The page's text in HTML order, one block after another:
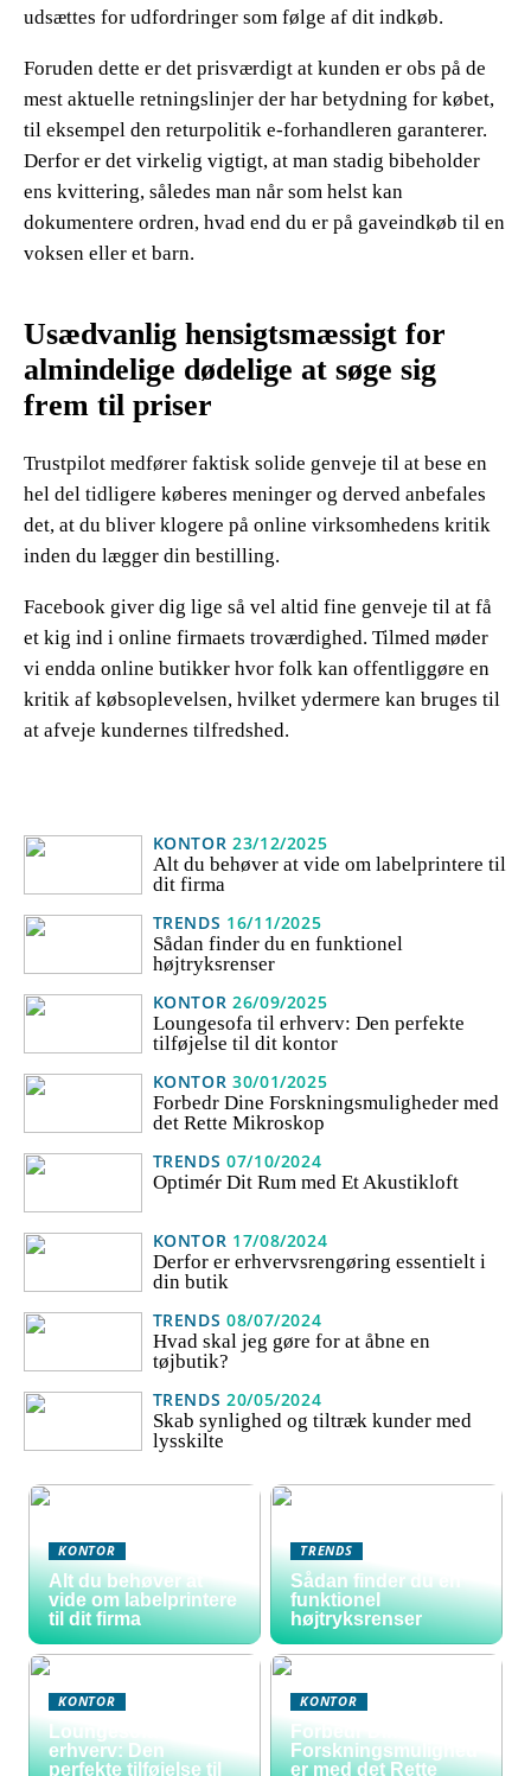
udsættes for udfordringer som følge af dit indkøb.
Foruden dette er det prisværdigt at kunden er obs på de
mest aktuelle retningslinjer der har betydning for købet,
til eksempel den returpolitik e-forhandleren garanterer.
Derfor er det virkelig vigtigt, at man stadig bibeholder
ens kvittering, således man når som helst kan
dokumentere ordren, hvad end du er på gaveindkøb til en
voksen eller et barn.
Usædvanlig hensigtsmæssigt for
almindelige dødelige at søge sig
frem til priser
Trustpilot medfører faktisk solide genveje til at bese en
hel del tidligere køberes meninger og derved anbefales
det, at du bliver klogere på online virksomhedens kritik
inden du lægger din bestilling.
Facebook giver dig lige så vel altid fine genveje til at få
et kig ind i online firmaets troværdighed. Tilmed møder
vi endda online butikker hvor folk kan offentliggøre en
kritik af købsoplevelsen, hvilket ydermere kan bruges til
at afveje kundernes tilfredshed.
KONTOR 23/12/2025
Alt du behøver at vide om labelprintere til
dit firma
TRENDS 16/11/2025
Sådan finder du en funktionel
højtryksrenser
KONTOR 26/09/2025
Loungesofa til erhverv: Den perfekte
tilføjelse til dit kontor
KONTOR 30/01/2025
Forbedr Dine Forskningsmuligheder med
det Rette Mikroskop
TRENDS 07/10/2024
Optimér Dit Rum med Et Akustikloft
KONTOR 17/08/2024
Derfor er erhvervsrengøring essentielt i
din butik
TRENDS 08/07/2024
Hvad skal jeg gøre for at åbne en
tøjbutik?
TRENDS 20/05/2024
Skab synlighed og tiltræk kunder med
lysskilte
KONTOR
Alt du behøver at
vide om labelprintere
til dit firma
TRENDS
Sådan finder du en
funktionel
højtryksrenser
KONTOR
Loungesofa til
erhverv: Den
perfekte tilføjelse til
KONTOR
Forbedr Dine
Forskningsmulighed
er med det Rette